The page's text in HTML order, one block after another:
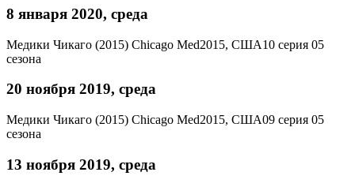
8 января 2020, среда
Медики Чикаго (2015) Chicago Med2015, США10 серия 05
сезона
20 ноября 2019, среда
Медики Чикаго (2015) Chicago Med2015, США09 серия 05
сезона
13 ноября 2019, среда